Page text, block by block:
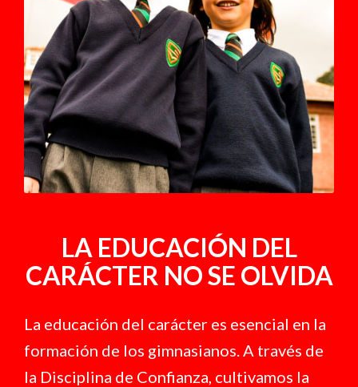
LA EDUCACIÓN DEL
CARÁCTER NO SE OLVIDA
La educación del carácter es esencial en la
formación de los gimnasianos. A través de
la Disciplina de Confianza, cultivamos la